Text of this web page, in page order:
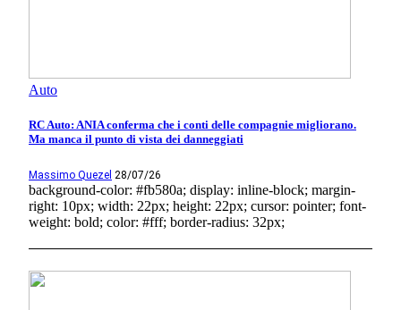
Auto
RC Auto: ANIA conferma che i conti delle compagnie migliorano.
Ma manca il punto di vista dei danneggiati
Massimo Quezel 28/07/26
background-color: #fb580a; display: inline-block; margin-
right: 10px; width: 22px; height: 22px; cursor: pointer; font-
weight: bold; color: #fff; border-radius: 32px;